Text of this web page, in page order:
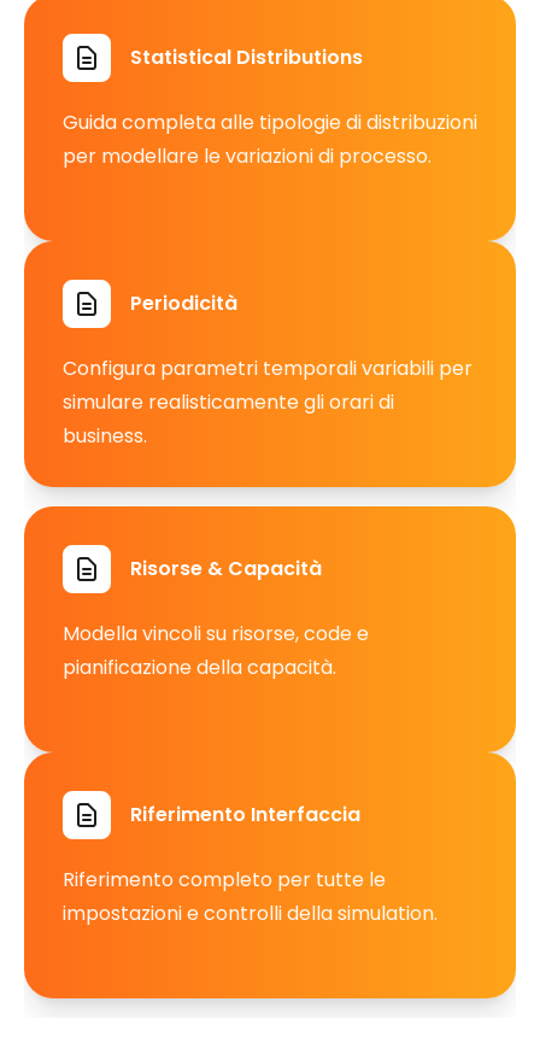
Statistical Distributions
Guida completa alle tipologie di distribuzioni
per modellare le variazioni di processo.
Periodicità
Configura parametri temporali variabili per
simulare realisticamente gli orari di
business.
Risorse & Capacità
Modella vincoli su risorse, code e
pianificazione della capacità.
Riferimento Interfaccia
Riferimento completo per tutte le
impostazioni e controlli della simulation.